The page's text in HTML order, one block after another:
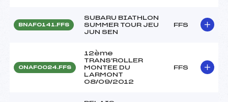
BNAF0141.FFS
SUBARU BIATHLON
SUMMER TOUR JEU
JUN SEN
FFS
ONAF0024.FFS
12ème
TRANS'ROLLER
MONTEE DU
LARMONT
08/09/2012
FFS